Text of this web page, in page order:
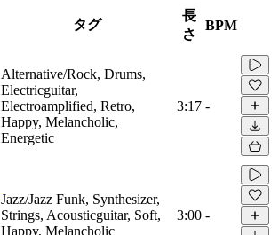
タグ
長
さ
BPM
Alternative/Rock, Drums,
Electricguitar,
Electroamplified, Retro,
Happy, Melancholic,
Energetic
3:17 -
Jazz/Jazz Funk, Synthesizer,
Strings, Acousticguitar, Soft,
Happy, Melancholic
3:00 -